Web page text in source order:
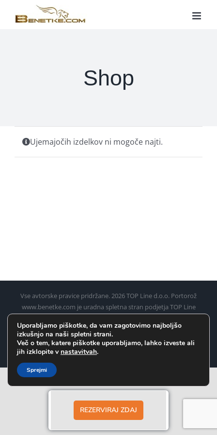
Shop
Ujemajočih izdelkov ni mogoče najti.
Vse avtorske pravice pridržane.2026 TOP Line d.o.o. Portorož
www.benetke.com je uradna spletna stran podjetja TOP Line
Poreča, Rovinja in Pulja (Pule) do Benetk
FacebookInstagramWhatsApp
REZERVIRAJ ZDAJ
Uporabljamo piškotke, da vam zagotovimo najboljšo
izkušnjo na naši spletni strani.
Več o tem, katere piškotke uporabljamo, lahko izveste ali
jih izklopite v nastavitvah.
Sprejmi